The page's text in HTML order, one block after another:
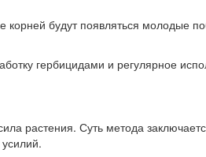
будут появляться молодые
гербицидами и регулярное
растения. Суть метода